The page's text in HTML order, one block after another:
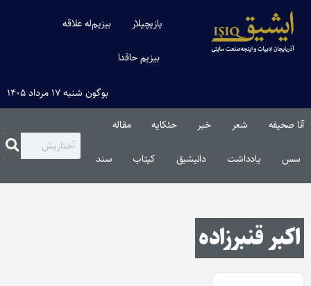
یازیچیلار بیزیم‌له علاقه
بیزیم حاقدا
بوگون شنبه ۱۷ مرداد ۱۴۰۵
آنا صحیفه شعر خبر حئکایه مقاله‌
سس یادداشت دانیشیق کیتاب سند
اکبر قنبرزاده